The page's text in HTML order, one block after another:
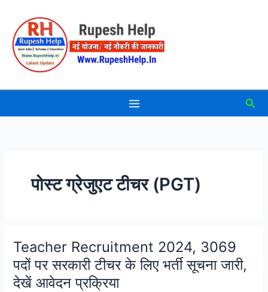
content
पोस्ट ग्रेजुएट टीचर (PGT)
Teacher Recruitment 2024, 3069
पदों पर सरकारी टीचर के लिए भर्ती सूचना जारी,
देखें आवेदन प्रक्रिया